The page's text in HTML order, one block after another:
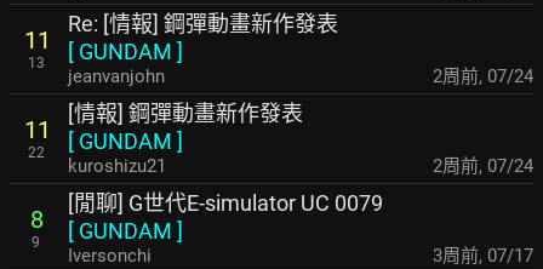
11
13
Re: [情報] 鋼彈動畫新作發表
[ GUNDAM ]
jeanvanjohn 2周前, 07/24
11
22
[情報] 鋼彈動畫新作發表
[ GUNDAM ]
kuroshizu21 2周前, 07/24
8
9
[閒聊] G世代E-simulator UC 0079
[ GUNDAM ]
Iversonchi 3周前, 07/17